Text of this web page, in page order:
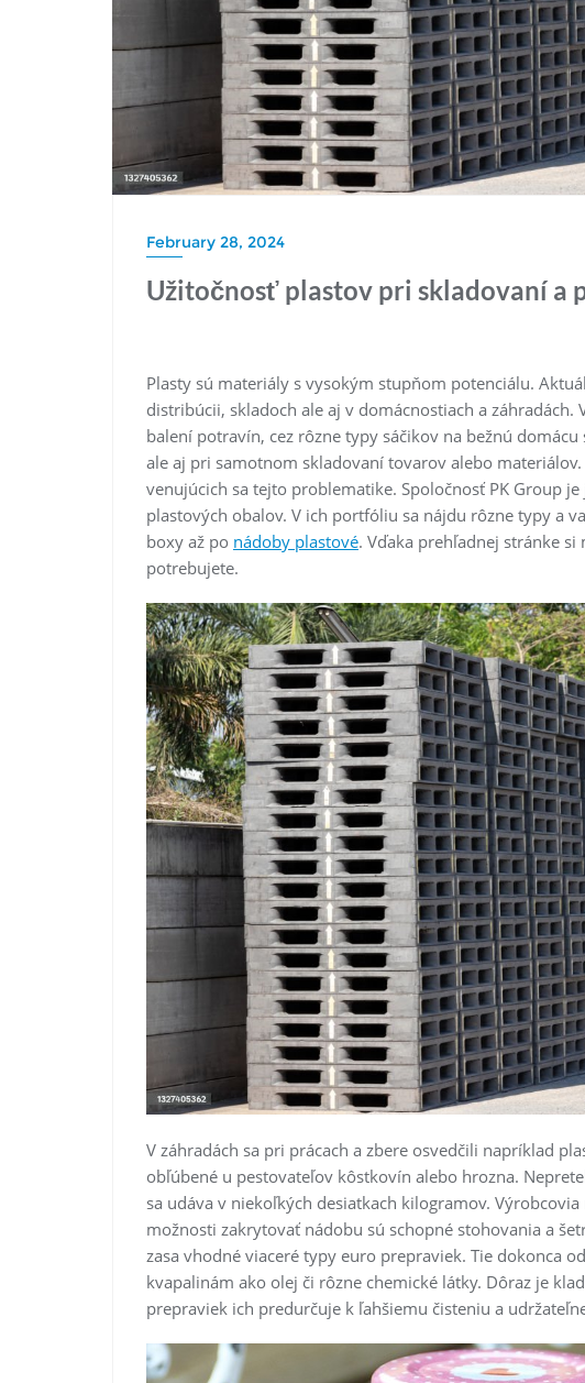
February 28, 2024
Užitočnosť plastov pri skladovaní a
Plasty sú materiály s vysokým stupňom potenciálu.
distribúcii, skladoch ale aj v domácnostiach a záhradách.
balení potravín, cez rôzne typy sáčikov na bežnú
ale aj pri samotnom skladovaní tovarov alebo
venujúcich sa tejto problematike. Spoločnosť PK Group
plastových obalov. V ich portfóliu sa nájdu rôzne typy a
boxy až po nádoby plastové. Vďaka prehľadnej stránke
potrebujete.
V záhradách sa pri prácach a zbere osvedčili napríklad
obľúbené u pestovateľov kôstkovín alebo hrozna.
sa udáva v niekoľkých desiatkach kilogramov.
možnosti zakrytovať nádobu sú schopné stohovania a
zasa vhodné viaceré typy euro prepraviek. Tie dokonca
kvapalinám ako olej či rôzne chemické látky. Dôraz je
prepraviek ich predurčuje k ľahšiemu čisteniu a